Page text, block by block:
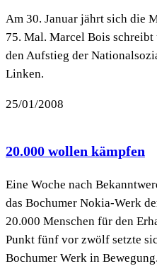
Am 30. Januar jährt sich die
75. Mal. Marcel Bois
den Aufstieg der
Linken.
25/01/2008
20.000 wollen kämpfen
Eine Woche nach
das Bochumer Nokia-Werk
20.000 Menschen für den
Punkt fünf vor zwölf setzte
Bochumer Werk in